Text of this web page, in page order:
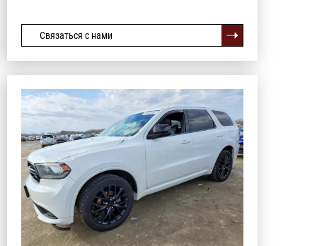
Связаться с нами